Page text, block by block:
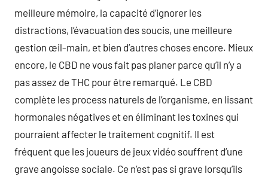
meilleure mémoire, la capacité d’ignorer les
distractions, l’évacuation des soucis, une meilleure
gestion œil-main, et bien d’autres choses encore. Mieux
encore, le CBD ne vous fait pas planer parce qu’il n’y a
pas assez de THC pour être remarqué. Le CBD
complète les process naturels de l’organisme, en lissant
hormonales négatives et en éliminant les toxines qui
pourraient affecter le traitement cognitif. Il est
fréquent que les joueurs de jeux vidéo souffrent d’une
grave angoisse sociale. Ce n’est pas si grave lorsqu’ils